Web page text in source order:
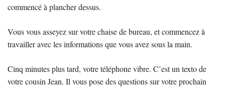
commencé à plancher dessus.
Vous vous asseyez sur votre chaise de bureau, et commencez à
travailler avec les informations que vous avez sous la main.
Cinq minutes plus tard, votre téléphone vibre. C’est un texto de
votre cousin Jean. Il vous pose des questions sur votre prochain